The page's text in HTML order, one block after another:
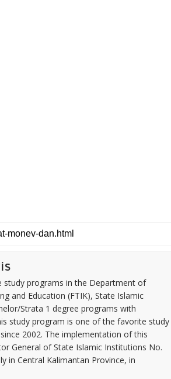
study programs in the Department of
and Education (FTIK), State Islamic
Strata 1 degree programs with
study program is one of the favorite study
2002. The implementation of this
General of State Islamic Institutions No.
in Central Kalimantan Province, in